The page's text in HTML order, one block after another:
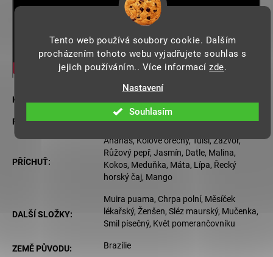
Tento web používá soubory cookie. Dalším
procházením tohoto webu vyjadřujete souhlas s
jejich používáním.. Více informacízde.
Nastavení
Souhlasím
KATEGORIE
FORMA: Sypané listy
PŘÍCHUŤ:
Ananas, Kolové ořechy, Tulsi, Zázvor,
Růžový pepř, Jasmín, Datle, Malina,
Kokos, Meduňka, Máta, Lípa, Řecký
horský čaj, Mango
DALŠÍ SLOŽKY:
Muira puama, Chrpa polní, Měsíček
lékařský, Ženšen, Sléz maurský, Mučenka,
Smil písečný, Květ pomerančovníku
ZEMĚ PŮVODU: Brazílie